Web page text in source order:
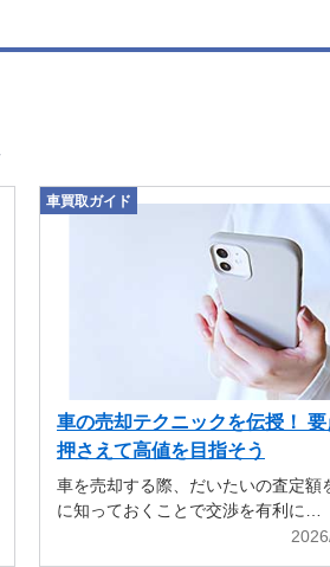
車買取ガイド
車の売却テクニックを伝授！
押さえて高値を目指そう
車を売却する際、だいたいの査定額
に知っておくことで交渉を有利に…